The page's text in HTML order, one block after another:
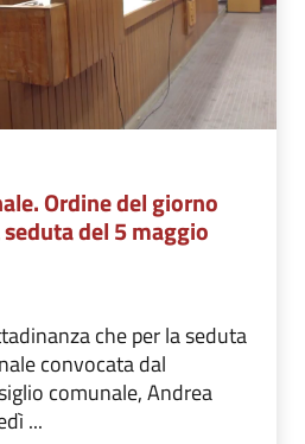
Ordine del giorno
del 5 maggio
che per la seduta
convocata dal
comunale, Andrea
...